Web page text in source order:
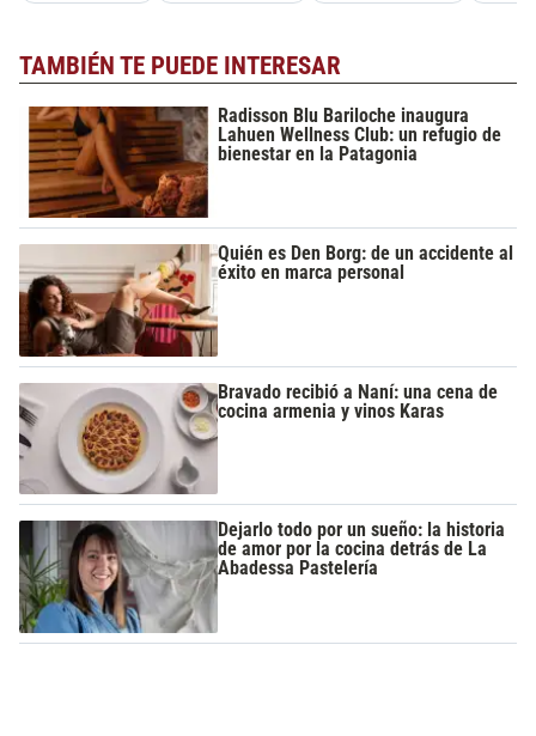
TAMBIÉN TE PUEDE INTERESAR
Radisson Blu Bariloche inaugura
Lahuen Wellness Club: un refugio de
bienestar en la Patagonia
Quién es Den Borg: de un accidente al
éxito en marca personal
Bravado recibió a Naní: una cena de
cocina armenia y vinos Karas
Dejarlo todo por un sueño: la historia
de amor por la cocina detrás de La
Abadessa Pastelería